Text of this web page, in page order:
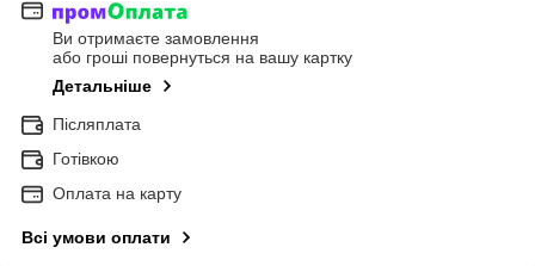
Ви отримаєте замовлення
або гроші повернуться на вашу картку
Детальніше
Післяплата
Готівкою
Оплата на карту
Всі умови оплати